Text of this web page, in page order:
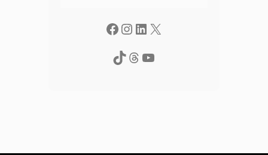
Facebook Instagram LinkedIn X
TikTok
Threads YouTube